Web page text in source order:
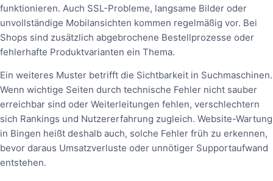
funktionieren. Auch SSL-Probleme, langsame Bilder oder
unvollständige Mobilansichten kommen regelmäßig vor. Bei
Shops sind zusätzlich abgebrochene Bestellprozesse oder
fehlerhafte Produktvarianten ein Thema.
Ein weiteres Muster betrifft die Sichtbarkeit in Suchmaschinen.
Wenn wichtige Seiten durch technische Fehler nicht sauber
erreichbar sind oder Weiterleitungen fehlen, verschlechtern
sich Rankings und Nutzererfahrung zugleich. Website-Wartung
in Bingen heißt deshalb auch, solche Fehler früh zu erkennen,
bevor daraus Umsatzverluste oder unnötiger Supportaufwand
entstehen.